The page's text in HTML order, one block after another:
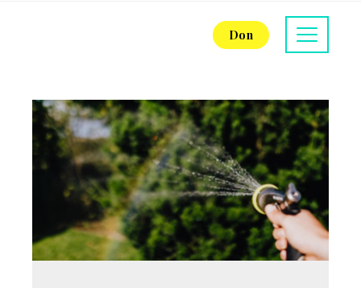
Don